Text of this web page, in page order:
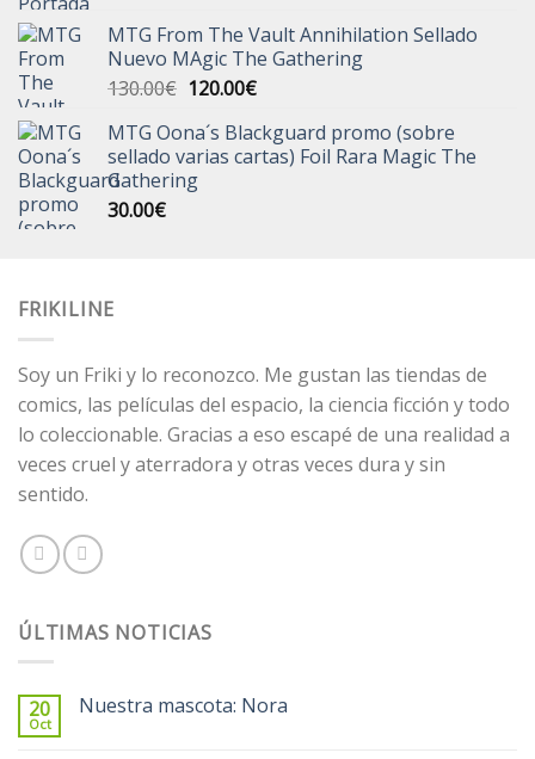
MTG From The Vault Annihilation Sellado
Nuevo MAgic The Gathering
130.00€ El
original
era:
130.00€.
120.00€El
actual
es:
MTG Oona´s Blackguard promo (sobre
sellado varias cartas) Foil Rara Magic The
Gathering
30.00€
FRIKILINE
Soy un Friki y lo reconozco. Me gustan las tiendas de
comics, las películas del espacio, la ciencia ficción y todo
lo coleccionable. Gracias a eso escapé de una realidad a
veces cruel y aterradora y otras veces dura y sin
sentido.
ÚLTIMAS NOTICIAS
20
Oct
Nuestra mascota: Nora